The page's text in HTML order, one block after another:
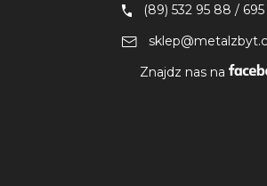
(89) 532 95 88 /
Znajdz nas na